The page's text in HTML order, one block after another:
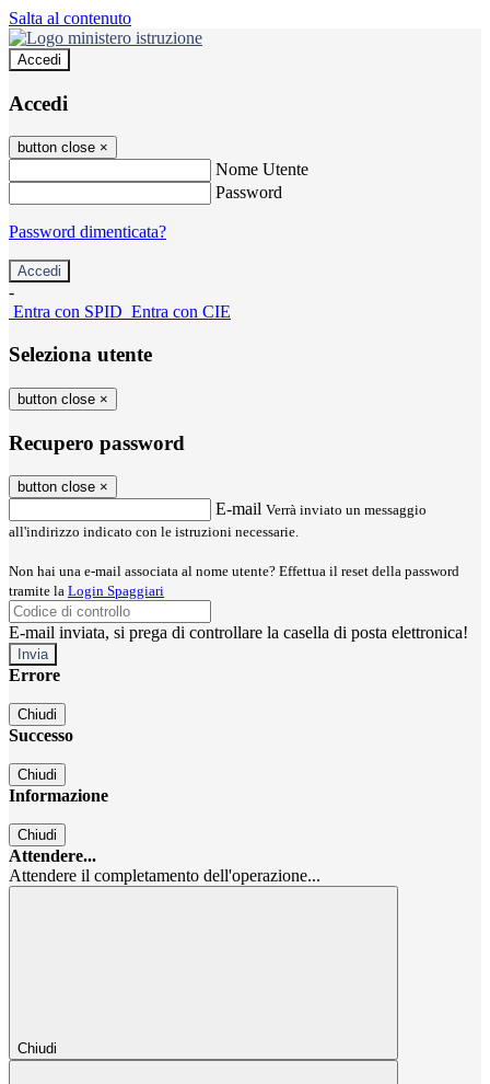
Salta al contenuto
Accedi
Accedi
button close ×
Nome Utente
Password
Password dimenticata?
-
Entra con SPID Entra con CIE
Seleziona utente
button close ×
Recupero password
button close ×
E-mail Verrà inviato un messaggio
all'indirizzo indicato con le istruzioni necessarie.
Non hai una e-mail associata al nome utente? Effettua il reset della password
tramite la Login Spaggiari
E-mail inviata, si prega di controllare la casella di posta elettronica!
Errore
Chiudi
Successo
Chiudi
Informazione
Chiudi
Attendere...
Attendere il completamento dell'operazione...
Chiudi